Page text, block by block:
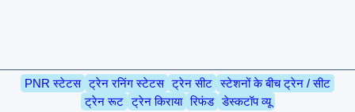
PNR स्टेटस ट्रेन रनिंग स्टेटस ट्रेन सीट स्टेशनों के बीच ट्रेन / सीट
ट्रेन रूट ट्रेन किराया रिफंड डेस्कटॉप व्यू